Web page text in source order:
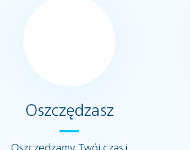
Oszczędzasz
Oszczędzamy Twój czas i